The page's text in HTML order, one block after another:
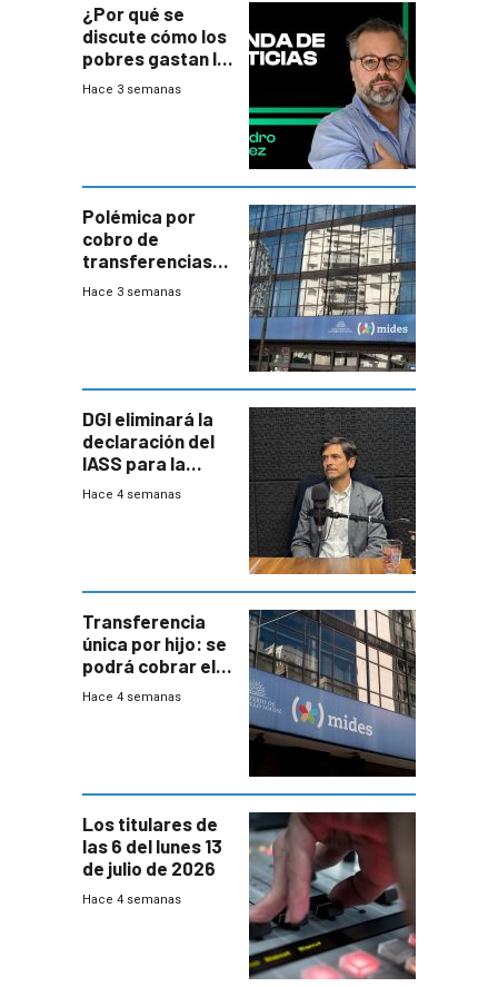
¿Por qué se
discute cómo los
pobres gastan la
plata?
Hace 3 semanas
Polémica por
cobro de
transferencias
del Mides en
Hace 3 semanas
DGI eliminará la
declaración del
IASS para la
mayoría de los
Hace 4 semanas
Transferencia
única por hijo: se
podrá cobrar el
100% en efectivo
Hace 4 semanas
Los titulares de
las 6 del lunes 13
de julio de 2026
Hace 4 semanas